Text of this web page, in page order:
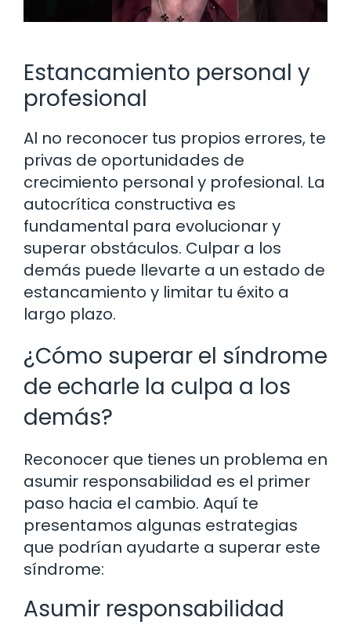
Estancamiento personal y
profesional
Al no reconocer tus propios errores, te
privas de oportunidades de
crecimiento personal y profesional. La
autocrítica constructiva es
fundamental para evolucionar y
superar obstáculos. Culpar a los
demás puede llevarte a un estado de
estancamiento y limitar tu éxito a
largo plazo.
¿Cómo superar el síndrome
de echarle la culpa a los
demás?
Reconocer que tienes un problema en
asumir responsabilidad es el primer
paso hacia el cambio. Aquí te
presentamos algunas estrategias
que podrían ayudarte a superar este
síndrome:
Asumir responsabilidad